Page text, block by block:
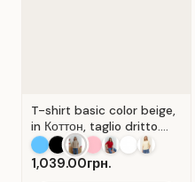
T-shirt basic color beige,
in Коттон, taglio dritto.
Colore Beige.
1,039.00грн.